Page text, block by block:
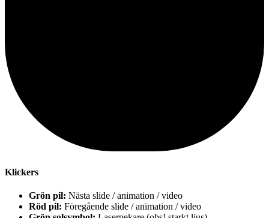
Klickers
Grön pil: Nästa slide / animation / video
Röd pil: Föregående slide / animation / video